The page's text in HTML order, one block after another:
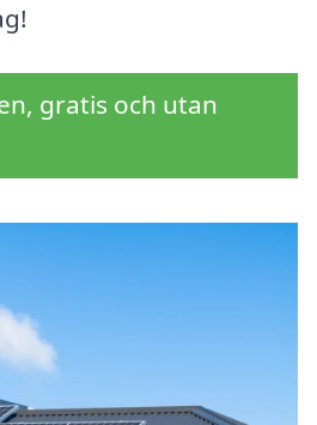
gratis och utan